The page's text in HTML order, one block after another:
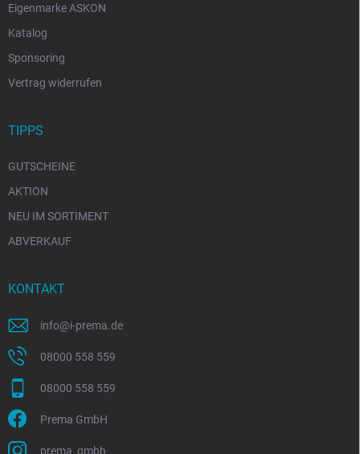
Eigenmarke ASKON
Katalog
Sponsoring
Vertrag widerrufen
TIPPS
GUTSCHEINE
AKTION
NEU IM SORTIMENT
ABVERKAUF
KONTAKT
info@i-prema.de
08000 558 559
08000 558 559
Prema GmbH
prema_gmbh